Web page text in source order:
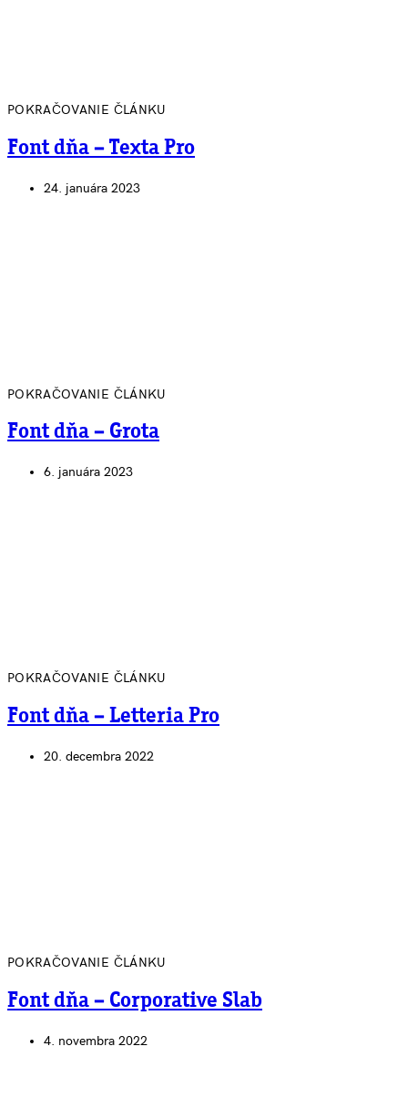
POKRAČOVANIE ČLÁNKU
Font dňa – Texta Pro
24. januára 2023
POKRAČOVANIE ČLÁNKU
Font dňa – Grota
6. januára 2023
POKRAČOVANIE ČLÁNKU
Font dňa – Letteria Pro
20. decembra 2022
POKRAČOVANIE ČLÁNKU
Font dňa – Corporative Slab
4. novembra 2022